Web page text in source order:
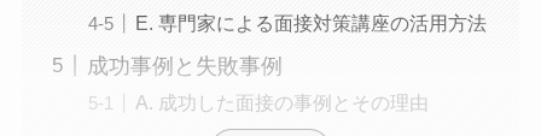
E. 専門家による面接対策講座の活用方法
成功事例と失敗事例
A. 成功した面接の事例とその理由